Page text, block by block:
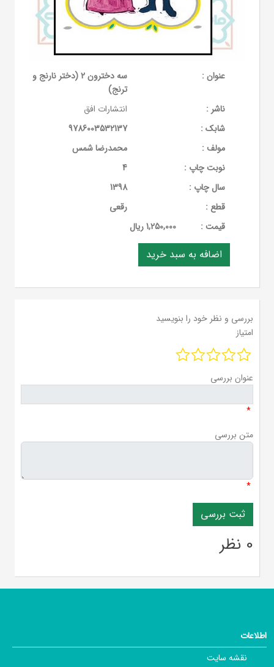
عنوان :
سه دخترون 2 (دختر نارنج و
ترنج)
ناشر :
انتشارات افق
شابک :
9786003532137
مولف :
محمدرضا شمس
نوبت چاپ :
4
سال چاپ :
1398
قطع :
رقعی
قيمت :
1,250,000 ریال
بررسی و نظر خود را بنویسید
امتیاز
عنوان بررسی
*
متن بررسی
*
0 نظر
اطلاعات
نقشه سایت